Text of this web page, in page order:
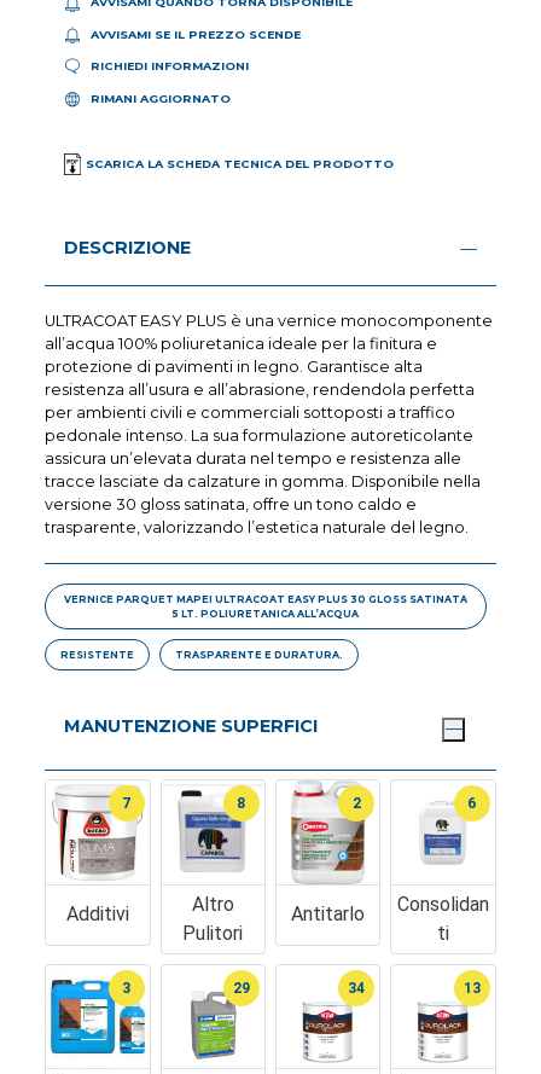
AVVISAMI SE IL PREZZO SCENDE
RICHIEDI INFORMAZIONI
RIMANI AGGIORNATO
SCARICA LA SCHEDA TECNICA DEL PRODOTTO
DESCRIZIONE
ULTRACOAT EASY PLUS è una vernice monocomponente
all’acqua 100% poliuretanica ideale per la finitura e
protezione di pavimenti in legno. Garantisce alta
resistenza all’usura e all’abrasione, rendendola perfetta
per ambienti civili e commerciali sottoposti a traffico
pedonale intenso. La sua formulazione autoreticolante
assicura un’elevata durata nel tempo e resistenza alle
tracce lasciate da calzature in gomma. Disponibile nella
versione 30 gloss satinata, offre un tono caldo e
trasparente, valorizzando l’estetica naturale del legno.
VERNICE PARQUET MAPEI ULTRACOAT EASY PLUS 30 GLOSS SATINATA
5 LT. POLIURETANICA ALL’ACQUA
RESISTENTE TRASPARENTE E DURATURA.
MANUTENZIONE SUPERFICI
Additivi
7
Altro
Pulitori
8
Antitarlo
2
Consolidan
Ti
6
3 29 34 13